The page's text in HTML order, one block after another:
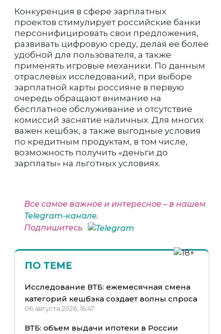
Конкуренция в сфере зарплатных
проектов стимулирует российские банки
персонифицировать свои предложения,
развивать цифровую среду, делая ее более
удобной для пользователя, а также
применять игровые механики. По данным
отраслевых исследований, при выборе
зарплатной карты россияне в первую
очередь обращают внимание на
бесплатное обслуживание и отсутствие
комиссий заснятие наличных. Для многих
важен кешбэк, а также выгодные условия
по кредитным продуктам, в том числе,
возможность получить «деньги до
зарплаты» на льготных условиях.
Все самое важное и интересное – в нашем
Telegram-канале.
Подпишитесь
ПО ТЕМЕ
Исследование ВТБ: ежемесячная смена
категорий кешбэка создает волны спроса
06 августа 2026, 16:47
ВТБ: объем выдачи ипотеки в России